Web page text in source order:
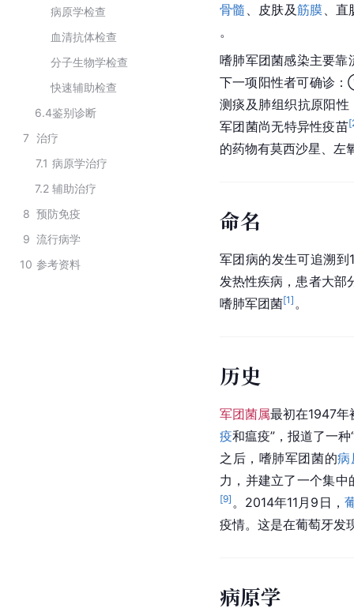
病原学检查
血清抗体检查
分子生物学检查
快速辅助检查
6.4鉴别诊断
7 治疗
7.1 病原学治疗
7.2 辅助治疗
8 预防免疫
9 流行病学
10 参考资料
骨髓 、皮肤及筋膜 、
。
嗜肺军团菌感染主要靠
下一项阳性者可确诊
测痰及肺组织抗原阳
军团菌尚无特异性疫苗[
的药物有莫西沙星 左
命名
军团病的发生可追溯
发热性疾病，患者大部
嗜肺军团菌[1] 。
历史
军团菌属最初在1947年
疫和瘟疫”，报道了一
之后，嗜肺军团菌的病
力，并建立了一个集
[9] 。2014年11月9日，
疫情。这是在葡萄牙发
病原学